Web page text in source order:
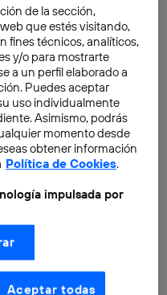
de las nuevas
las apps más
las startups a los
de la sección,
que estés visitando,
fines técnicos, analíticos,
y/o para mostrarte
a un perfil elaborado a
Puedes aceptar
uso individualmente
Asimismo, podrás
momento desde
obtener información
Política de Cookies.
impulsada por
la tecnología Utiq para
digital o análisis
consentimiento)
web(s)
una conexión a
Aceptar todas